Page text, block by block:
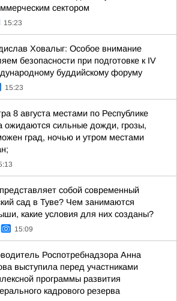
сектором
15:23
Ховалыг: Особое внимание
безопасности при подготовке к IV
буддийскому форуму
15:23
8 августа местами по Республике
ожидаются сильные дожди, грозы,
град, ночью и утром местами
собой современный
сад в Туве? Чем занимаются
какие условия для них созданы?
15:09
Роспотребнадзора Анна
выступила перед участниками
программы развития
кадрового резерва